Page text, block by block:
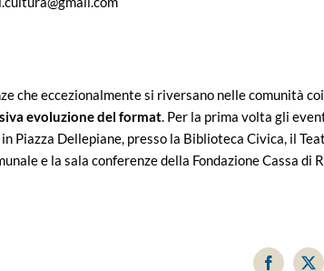
che eccezionalmente si riversano nelle comunità
evoluzione del format. Per la prima volta gli
Piazza Dellepiane, presso la Biblioteca Civica, il
e la sala conferenze della Fondazione Cassa di